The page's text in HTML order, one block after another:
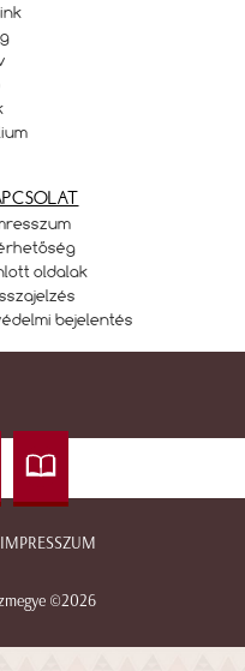
oldalak
bejelentés
IMPRESSZUM
©2026